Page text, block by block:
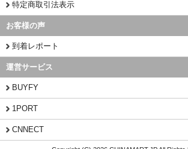
特定商取引法表示
お客様の声
到着レポート
運営サービス
BUYFY
1PORT
CNNECT